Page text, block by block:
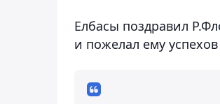
Елбасы поздравил
и пожелал ему